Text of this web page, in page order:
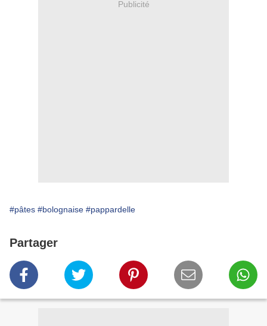
Publicité
#pâtes #bolognaise #pappardelle
Partager